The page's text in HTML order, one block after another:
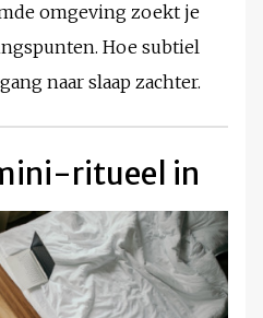
omgeving zoekt je
Hoe subtiel
naar slaap zachter.
ritueel in